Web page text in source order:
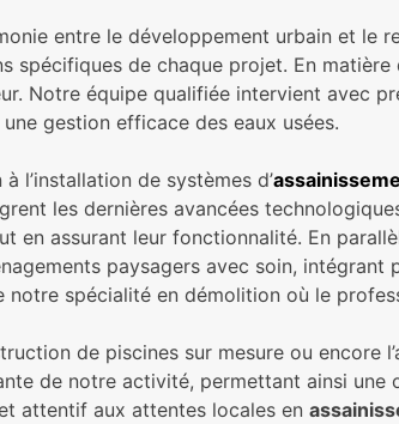
entre le développement urbain et le
de chaque projet. En matière
Notre équipe qualifiée intervient avec
gestion efficace des eaux usées.
l’installation de systèmes d’
les dernières avancées
assurant leur fonctionnalité. En
paysagers avec soin,
spécialité en démolition où le
de piscines sur mesure ou encore
de notre activité, permettant ainsi une
attentif aux attentes locales en